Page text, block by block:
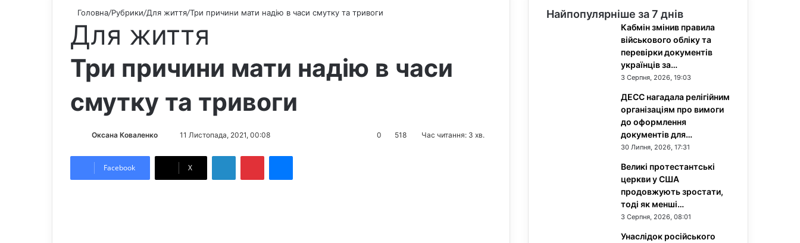
Головна/Рубрики/Для життя/Три причини мати надію в часи смутку та тривоги
Для життя
Три причини мати надію в часи
смутку та тривоги
Оксана Коваленко
d
11 Листопада, 2021, 00:08 0 518 Час читання: 3 хв.
Facebook X
Найпопулярніше за 7 днів
Кабмін змінив правила
військового обліку та
перевірки документів
українців за…
3 Серпня, 2026, 19:03
ДЕСС нагадала релігійним
організаціям про вимоги
до оформлення
документів для…
30 Липня, 2026, 17:31
Великі протестантські
церкви у США
продовжують зростати,
тоді як менші…
3 Серпня, 2026, 08:01
Унаслідок російського